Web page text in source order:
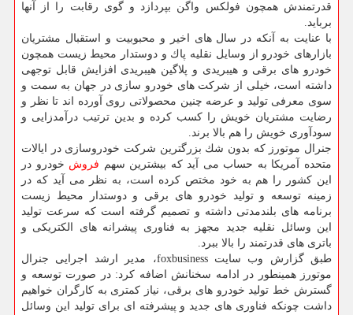
قدرتمندش همچون فولكس واگن بپردازد و گوی رقابت را از آنها
برباید.
با عنایت به آنكه در سال های اخیر و محبوبیت و استقبال مشتریان
بازارهای خودرو از وسایل نقلیه پاك و دوستدار محیط زیست همچون
خودرو های برقی و هیبریدی و پلاگین هیبریدی افزایش قابل توجهی
داشته است، خیلی از شركت های خودرو سازی در جهان به سمت و
سوی معرفی تولید و عرضه چنین محصولاتی روی آورده اند تا نظر و
رضایت مشتریان خویش را كسب كرده و بدین ترتیب درآمدزایی و
سودآوری خویش را هم بالا برند.
جنرال موتورز كه بدون شك بزرگترین شركت خودروسازی در ایالات
متحده آمریكا به حساب می آید كه بیشترین سهم فروش خودرو در
این كشور را هم به خود مختص كرده است، به نظر می آید كه در
زمینه توسعه و تولید خودرو های برقی و دوستدار محیط زیست
برنامه های بلندمدتی داشته و تصمیم گرفته است كه سرعت تولید
این وسائل نقلیه جدید مجهز به فناوری پیشرانه های الكتریكی و
باتری های قدرتمند را بالا ببرد.
طبق گزارش وب سایت foxbusiness، مدیر ارشد اجرایی جنرال
موتورز همینطور در ادامه سخنانش اضافه كرد: در صورت توسعه و
گسترش خط تولید خودرو های برقی، نیاز كمتری به كارگران خواهیم
داشت چونكه فناوری های جدید و پیشرفته ای برای تولید این وسائل